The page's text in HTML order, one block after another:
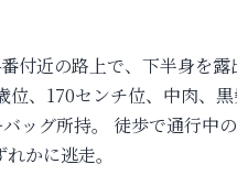
付近の路上で、下半身を露
、170センチ位、中肉、
ッグ所持。 徒歩で通行中
かに逃走。